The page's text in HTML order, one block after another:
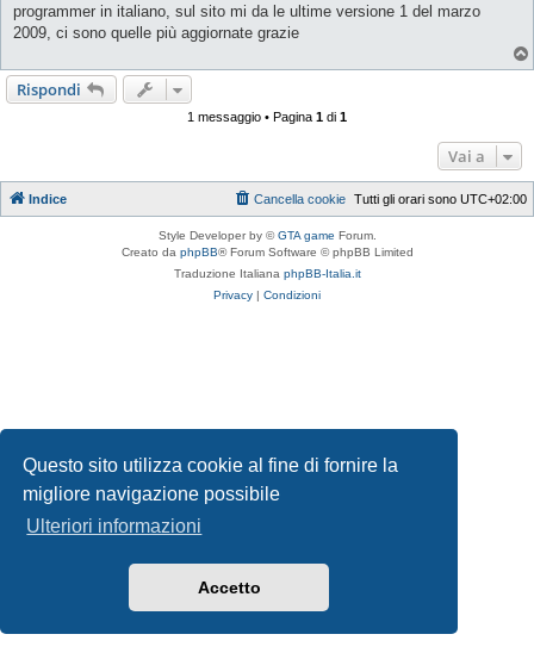
Questo sito utilizza cookie al fine di fornire la
migliore navigazione possibile
Ulteriori informazioni
Accetto
a
g
g
o
programmer in italiano, sul sito mi da le ultime versione 1 del marzo
2009, ci sono quelle più aggiornate grazie
Rispondi
1 messaggio • Pagina 1 di 1
Vai a
Indice Tutti gli orari sono UTC+02:00
Cancella cookie
Style Developer by ©GTA game Forum.
Creato da phpBB® Forum Software © phpBB Limited
Traduzione Italiana phpBB-Italia.it
Privacy | Condizioni